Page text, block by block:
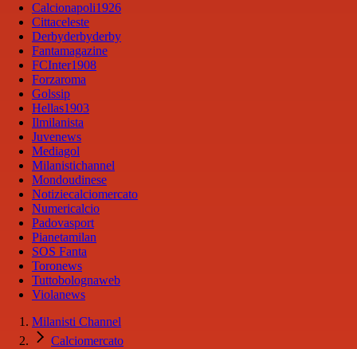
Calcionapoli1926
Cittaceleste
Derbyderbyderby
Fantamagazine
FCInter1908
Forzaroma
Golssip
Hellas1903
Ilmilanista
Juvenews
Mediagol
Milanistichannel
Mondoudinese
Notiziecalciomercato
Numericalcio
Padovasport
Pianetamilan
SOS Fanta
Toronews
Tuttobolognaweb
Violanews
Milanisti Channel
Calciomercato